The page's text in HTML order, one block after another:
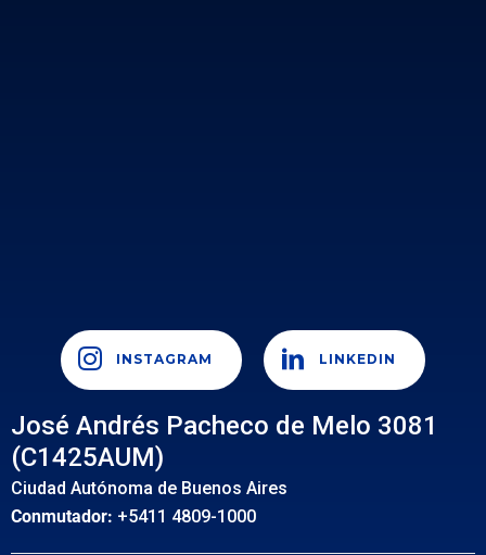
INSTAGRAM LINKEDIN
José Andrés Pacheco de Melo 3081
(C1425AUM)
Ciudad Autónoma de Buenos Aires
Conmutador: +5411 4809-1000